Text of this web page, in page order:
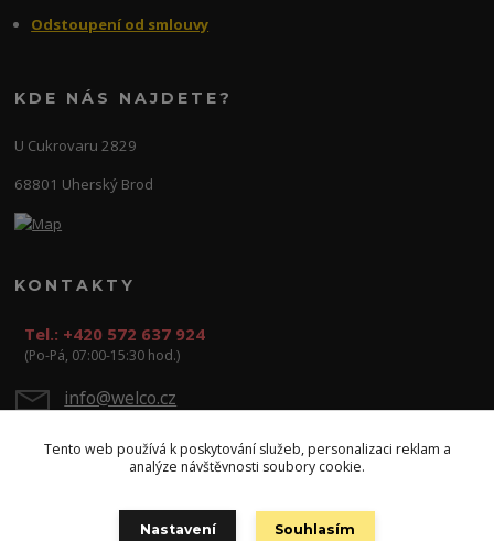
Odstoupení od smlouvy
KDE NÁS NAJDETE?
U Cukrovaru 2829
68801 Uherský Brod
KONTAKTY
Tel.: +420 572 637 924
(Po-Pá, 07:00-15:30 hod.)
info@welco.cz
Tento web používá k poskytování služeb, personalizaci reklam a
analýze návštěvnosti soubory cookie.
Nastavení Souhlasím